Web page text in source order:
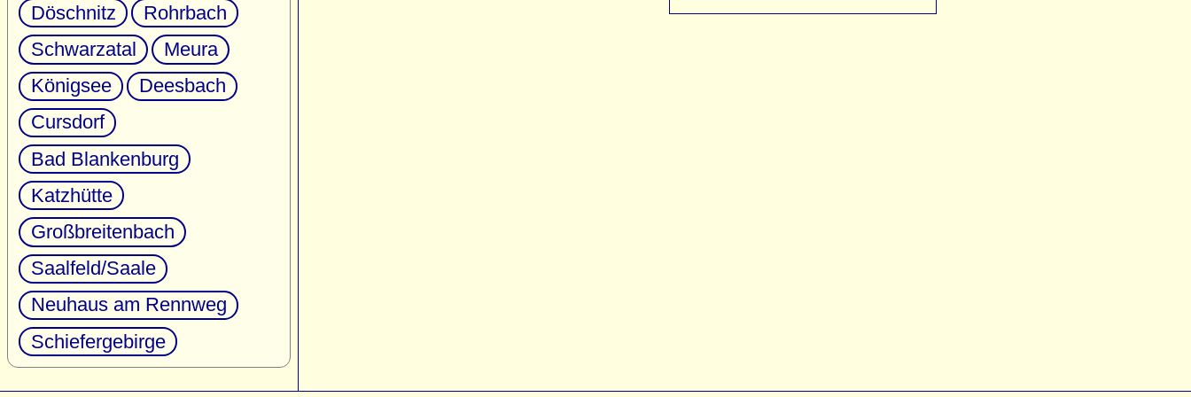
Döschnitz
Rohrbach
Schwarzatal
Meura
Königsee
Deesbach
Cursdorf
Bad Blankenburg
Katzhütte
Großbreitenbach
Saalfeld/Saale
Neuhaus am Rennweg
Schiefergebirge